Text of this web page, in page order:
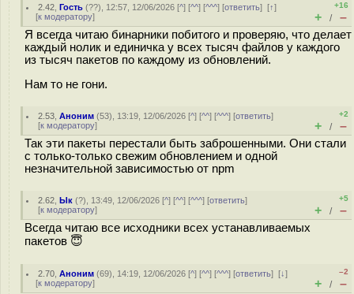
2.42 ,Гость (??), 12:57, 12/06/2026 [^] [^^] [^^^] [ответить][↑]
[к модератору]
+16
+ / –
Я всегда читаю бинарники побитого и проверяю, что делает
каждый нолик и единичка у всех тысяч файлов у каждого
из тысяч пакетов по каждому из обновлений.
Нам то не гони.
2.53 ,Аноним (53), 13:19, 12/06/2026 [^] [^^] [^^^] [ответить]
[к модератору]
+2
+ / –
Так эти пакеты перестали быть заброшенными. Они стали
с только-только свежим обновлением и одной
незначительной зависимостью от npm
2.62 ,Ык (?), 13:49, 12/06/2026 [^] [^^] [^^^] [ответить]
[к модератору]
+5
+ / –
Всегда читаю все исходники всех устанавливаемых
пакетов 😇
2.70 ,Аноним (69), 14:19, 12/06/2026 [^] [^^] [^^^] [ответить][↓]
[к модератору]
–2
+ / –